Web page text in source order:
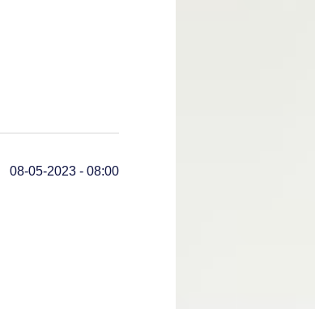
08-05-2023 - 08:00